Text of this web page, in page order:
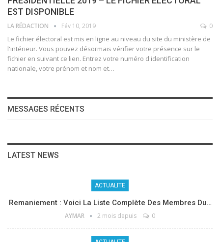
EST DISPONIBLE
LA RÉDACTION Fév 10, 2019 0
Le fichier électoral est mis en ligne au niveau du site du ministère de
l'intérieur. Vous pouvez désormais vérifier votre présence sur le
fichier en suivant ce lien. Entrez votre numéro d'identification
nationale, votre prénom et nom et…
MESSAGES RÉCENTS
LATEST NEWS
ACTUALITE
Remaniement : Voici La Liste Complète Des Membres Du…
AYMAR 2 mois depuis 0